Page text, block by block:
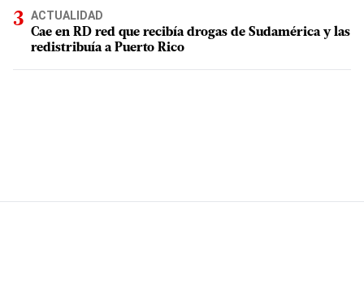
ACTUALIDAD
Cae en RD red que recibía drogas de Sudamérica y las
redistribuía a Puerto Rico